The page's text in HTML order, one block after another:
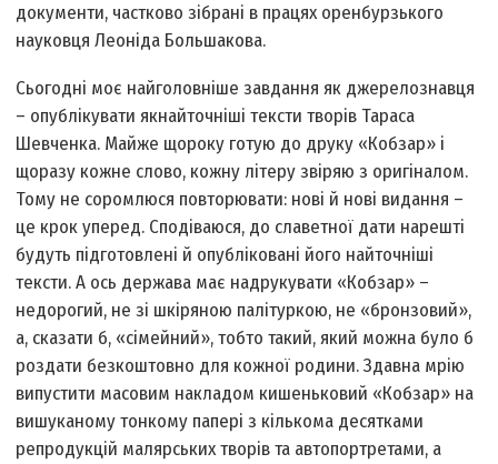
документи, частково зібрані в працях оренбурзького
науковця Леоніда Большакова.
Сьогодні моє найголовніше завдання як джерелознавця
– опублікувати якнайточніші тексти творів Тараса
Шевченка. Майже щороку готую до друку «Кобзар» і
щоразу кожне слово, кожну літеру звіряю з оригіналом.
Тому не соромлюся повторювати: нові й нові видання –
це крок уперед. Сподіваюся, до славетної дати нарешті
будуть підготовлені й опубліковані його найточніші
тексти. А ось держава має надрукувати «Кобзар» –
недорогий, не зі шкіряною палітуркою, не «бронзовий»,
а, сказати б, «сімейний», тобто такий, який можна було б
роздати безкоштовно для кожної родини. Здавна мрію
випустити масовим накладом кишеньковий «Кобзар» на
вишуканому тонкому папері з кількома десятками
репродукцій малярських творів та автопортретами, а